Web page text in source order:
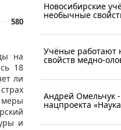
580
на
18
ли
и
Новосибирские
необычные
Учёные работают
свойств медно-
Андрей Омельчук
нацпроекта